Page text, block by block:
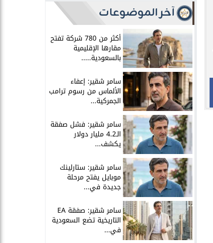
آخر الموضوعات
أكثر من 780 شركة تفتح
مقارها الإقليمية
بالسعودية.....
سامر شقير: إعفاء
الألماس من رسوم ترامب
الجمركية...
سامر شقير: فشل صفقة
الـ4.2 مليار دولار
يكشف...
سامر شقير: ستارلينك
موبايل يفتح مرحلة
جديدة في...
سامر شقير: صفقة EA
التاريخية تضع السعودية
في...